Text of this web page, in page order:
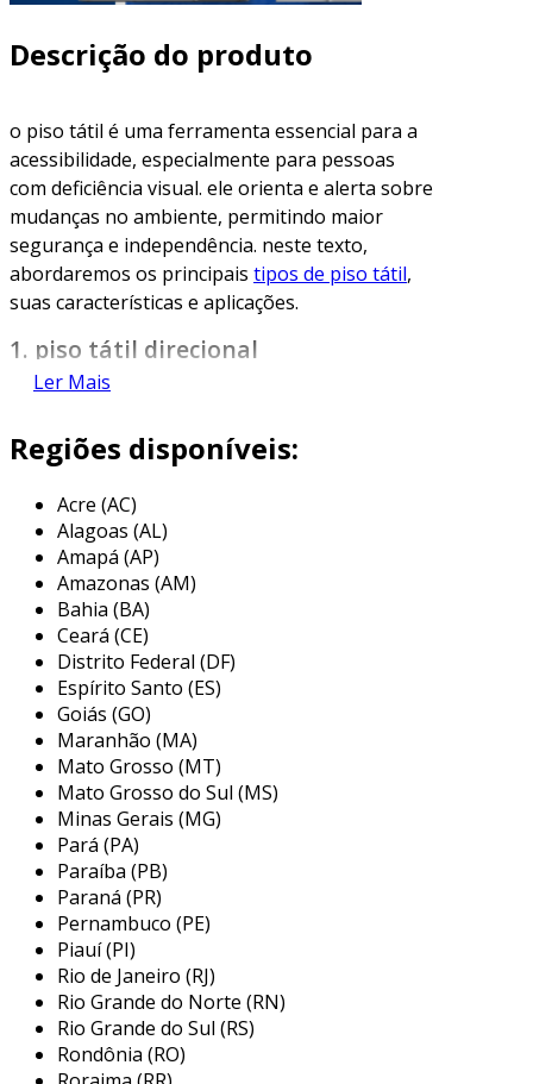
Descrição do produto
o piso tátil é uma ferramenta essencial para a
acessibilidade, especialmente para pessoas
com deficiência visual. ele orienta e alerta sobre
mudanças no ambiente, permitindo maior
segurança e independência. neste texto,
abordaremos os principais tipos de piso tátil,
suas características e aplicações.
1. piso tátil direcional
o piso tátil direcional é projetado para guiar as
de piso é reconhecido pela superfície com
relevos são orientados na direção do fluxo
esperado de movimento.
características:
relevos em formato de tiras.
indica a direção a ser seguida.
aplicações:
orientação em calçadas.
sinalização em estações de metrô e
ônibus.
esse tipo de piso é vital em ambientes que
exigem concentração e precisão na locomoção.
2. piso tátil de alerta
o piso tátil de alerta tem como função principal
sinalizar mudanças de ambiente ou perigo. a
sua superfície é marcada por relevos
Ler Mais
Regiões disponíveis:
Acre (AC)
Alagoas (AL)
Amapá (AP)
Amazonas (AM)
Bahia (BA)
Ceará (CE)
Distrito Federal (DF)
Espírito Santo (ES)
Goiás (GO)
Maranhão (MA)
Mato Grosso (MT)
Mato Grosso do Sul (MS)
Minas Gerais (MG)
Pará (PA)
Paraíba (PB)
Paraná (PR)
Pernambuco (PE)
Piauí (PI)
Rio de Janeiro (RJ)
Rio Grande do Norte (RN)
Rio Grande do Sul (RS)
Rondônia (RO)